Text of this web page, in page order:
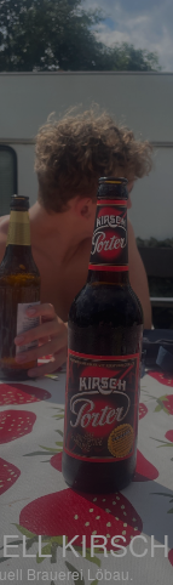
Brauerei Löbau.